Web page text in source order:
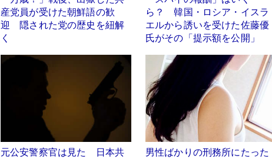
産党員が受けた朝鮮語の歓
迎 隠された党の歴史を紐解
く
ら？ 韓国・ロシア・イスラ
エルから誘いを受けた佐藤優
氏がその「提示額を公開」
元公安警察官は見た 日本共
男性ばかりの刑務所にたった